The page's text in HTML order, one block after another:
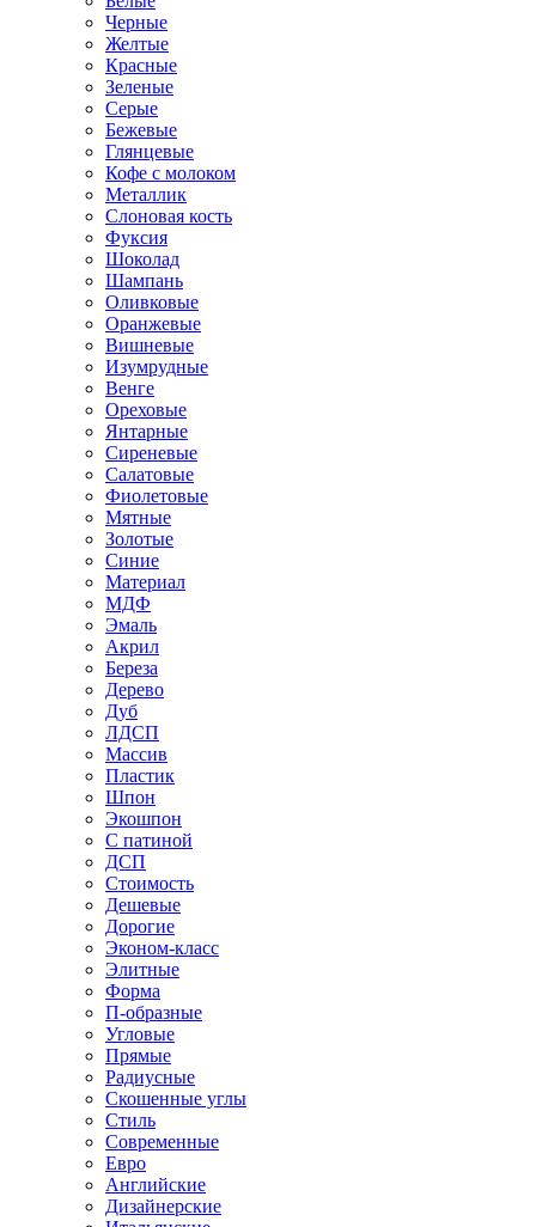
Черные
Желтые
Красные
Зеленые
Серые
Бежевые
Глянцевые
Кофе с молоком
Металлик
Слоновая кость
Фуксия
Шоколад
Шампань
Оливковые
Оранжевые
Вишневые
Изумрудные
Венге
Ореховые
Янтарные
Сиреневые
Салатовые
Фиолетовые
Мятные
Золотые
Синие
Материал
МДФ
Эмаль
Акрил
Береза
Дерево
Дуб
ЛДСП
Массив
Пластик
Шпон
Экошпон
С патиной
ДСП
Стоимость
Дешевые
Дорогие
Эконом-класс
Элитные
Форма
П-образные
Угловые
Прямые
Радиусные
Скошенные углы
Стиль
Современные
Евро
Английские
Дизайнерские